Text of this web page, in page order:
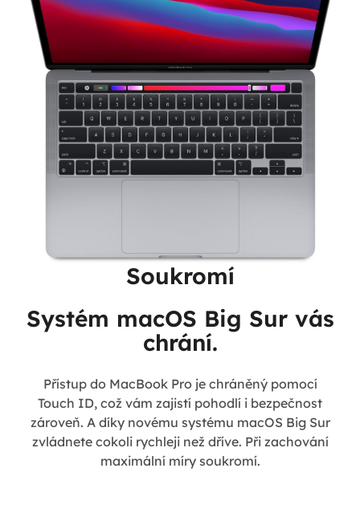
Soukromí
Systém macOS Big Sur vás
chrání.
Přístup do MacBook Pro je chráněný pomocí
Touch ID, což vám zajistí pohodlí i bezpečnost
zároveň. A díky novému systému macOS Big Sur
zvládnete cokoli rychleji než dříve. Při zachování
maximální míry soukromí.